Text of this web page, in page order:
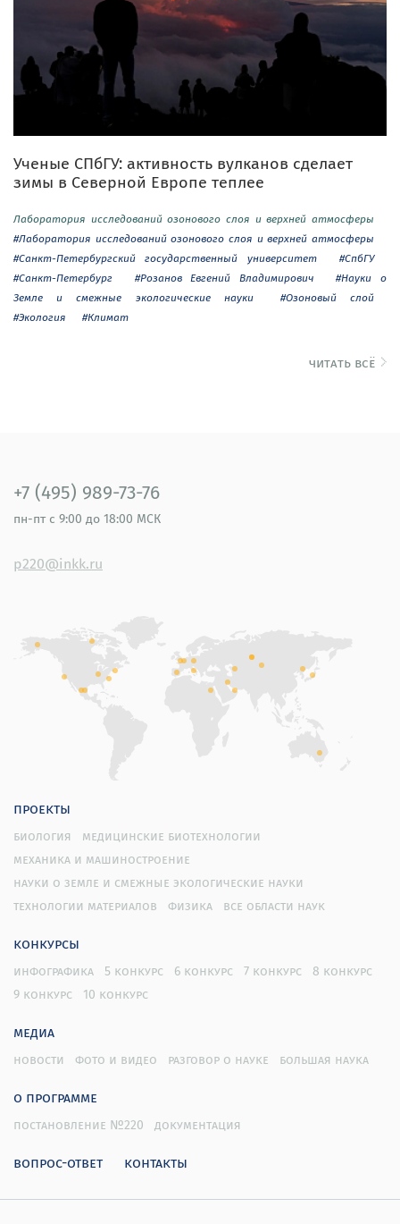
Ученые СПбГУ: активность вулканов сделает
зимы в Северной Европе теплее
Лаборатория исследований озонового слоя и верхней атмосферы
#Лаборатория исследований озонового слоя и верхней атмосферы
#Санкт-Петербургский государственный университет
#СпбГУ
#Санкт-Петербург
#Розанов Евгений Владимирович
#Науки о
Земле и смежные экологические науки
#Озоновый слой
#Экология
#Климат
читать всё
+7 (495) 989-73-76
пн-пт с 9:00 до 18:00 МСК
p220@inkk.ru
проекты
биология
медицинские биотехнологии
механика и машиностроение
науки о земле и смежные экологические науки
технологии материалов
физика все области наук
конкурсы
инфографика 5 конкурс 6 конкурс 7 конкурс
8 конкурс
9 конкурс
10 конкурс
медиа
новости фото и видео разговор о науке большая наука
о программе
постановление №220 документация
вопрос-ответ контакты